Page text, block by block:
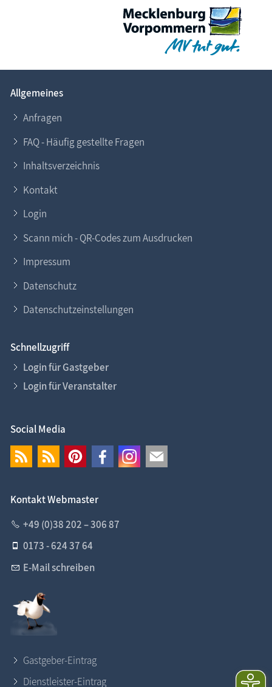
Allgemeines
Anfragen
FAQ - Häufig gestellte Fragen
Inhaltsverzeichnis
Kontakt
Login
Scann mich - QR-Codes zum Ausdrucken
Impressum
Datenschutz
Datenschutzeinstellungen
Schnellzugriff
Login für Gastgeber
Login für Veranstalter
Social Media
Kontakt Webmaster
+49 (0)38 202 – 306 87
0173 - 624 37 64
E-Mail schreiben
Gastgeber-Eintrag
Dienstleister-Eintrag